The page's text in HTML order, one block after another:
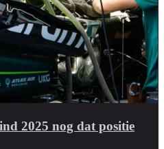
2025 nog dat positie